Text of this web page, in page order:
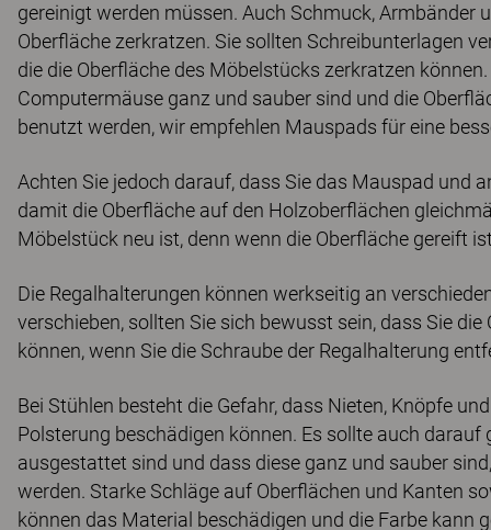
gereinigt werden müssen. Auch Schmuck,
Oberfläche zerkratzen. Sie sollten Schreibunterlagen
die die Oberfläche des Möbelstücks zerkratzen
Computermäuse ganz und sauber sind und die
benutzt werden, wir empfehlen Mauspads für eine
Achten Sie jedoch darauf, dass Sie das Mauspad und
damit die Oberfläche auf den Holzoberflächen
Möbelstück neu ist, denn wenn die Oberfläche gereift
Die Regalhalterungen können werkseitig an
verschieben, sollten Sie sich bewusst sein, dass Sie
können, wenn Sie die Schraube der Regalhalterung
Bei Stühlen besteht die Gefahr, dass Nieten, Knöpfe
Polsterung beschädigen können. Es sollte auch
ausgestattet sind und dass diese ganz und sauber
werden. Starke Schläge auf Oberflächen und Kanten
können das Material beschädigen und die Farbe kann